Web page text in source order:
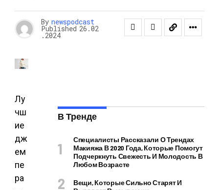
By newspodcast
Published 26.02
.2024
Лу
чш
ие
дж
ем
пе
ра
В Тренде
Специалисты Рассказали О Трендах
Макияжа В 2020 Года, Которые Помогут
Подчеркнуть Свежесть И Молодость В
Любом Возрасте
Вещи, Которые Сильно Старят И